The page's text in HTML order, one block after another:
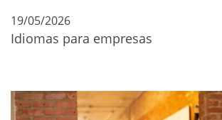
19/05/2026
Idiomas para empresas